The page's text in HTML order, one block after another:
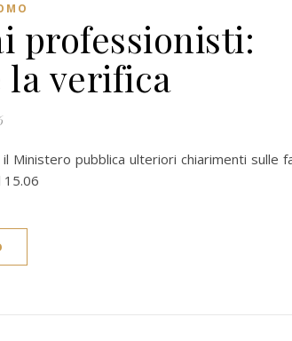
professionisti:
la verifica
Ministero pubblica ulteriori chiarimenti sulle
15.06